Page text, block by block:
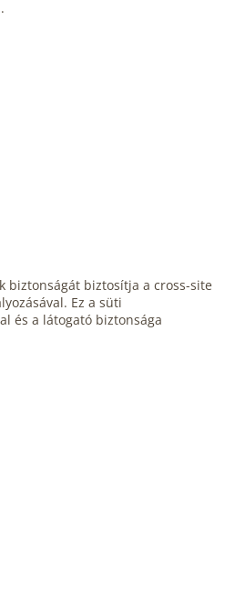
biztonságát biztosítja a cross-site
Ez a süti
és a látogató biztonsága